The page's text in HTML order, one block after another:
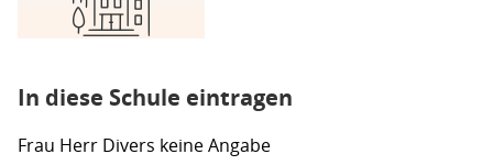
In diese Schule eintragen
Frau Herr Divers keine Angabe